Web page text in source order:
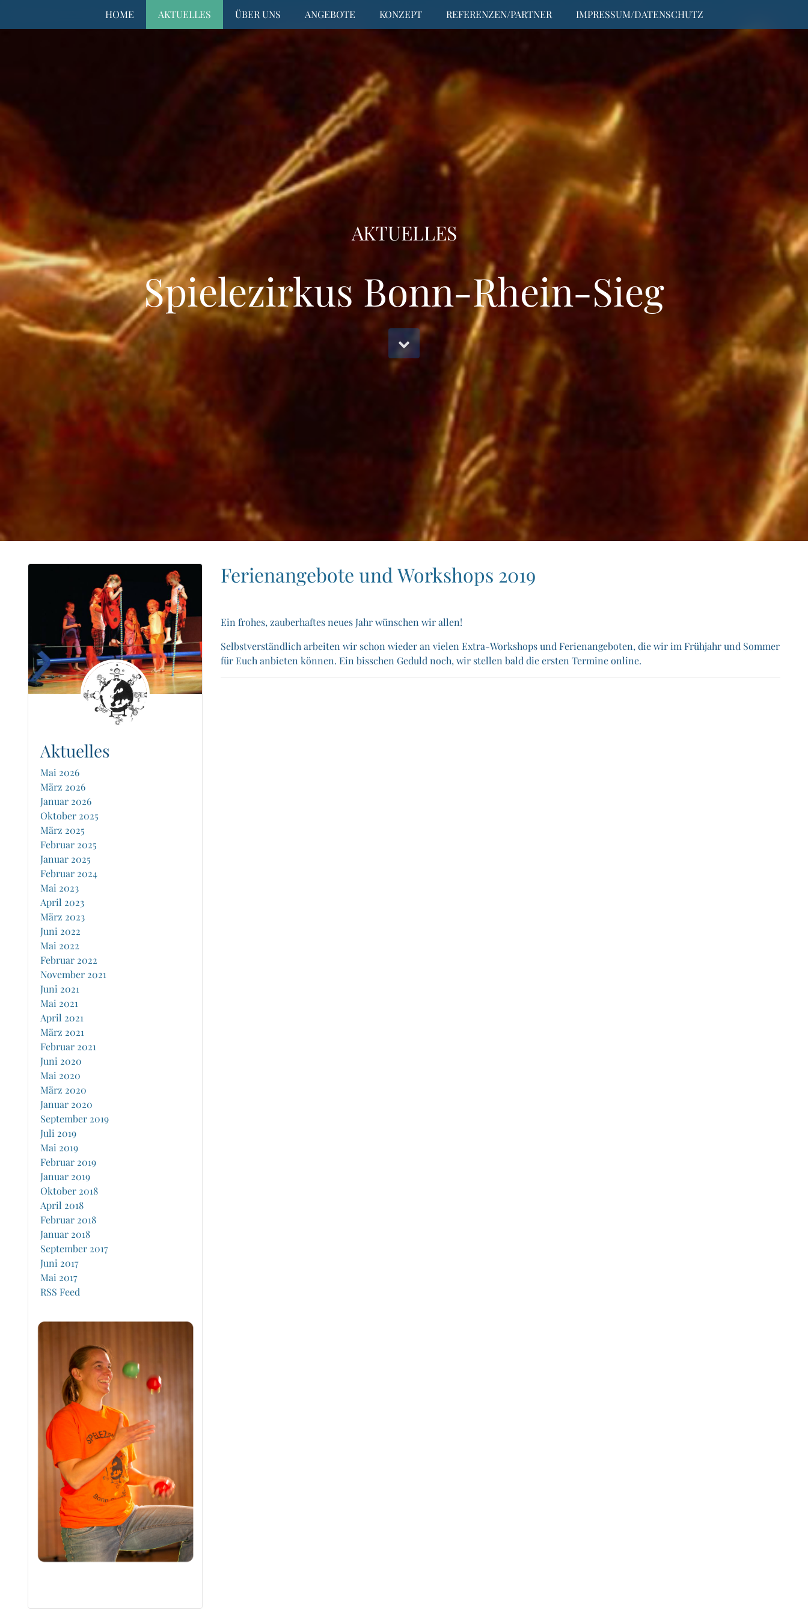
HOME AKTUELLES ÜBER UNS ANGEBOTE KONZEPT REFERENZEN/PARTNER IMPRESSUM/DATENSCHUTZ
AKTUELLES
Spielezirkus Bonn-Rhein-Sieg
Aktuelles
Mai 2026
März 2026
Januar 2026
Oktober 2025
März 2025
Februar 2025
Januar 2025
Februar 2024
Mai 2023
April 2023
März 2023
Juni 2022
Mai 2022
Februar 2022
November 2021
Juni 2021
Mai 2021
April 2021
März 2021
Februar 2021
Juni 2020
Mai 2020
März 2020
Januar 2020
September 2019
Juli 2019
Mai 2019
Februar 2019
Januar 2019
Oktober 2018
April 2018
Februar 2018
Januar 2018
September 2017
Juni 2017
Mai 2017
RSS Feed
Ferienangebote und Workshops 2019
Ein frohes, zauberhaftes neues Jahr wünschen wir allen!
Selbstverständlich arbeiten wir schon wieder an vielen Extra-Workshops und Ferienangeboten, die wir im Frühjahr und Sommer
für Euch anbieten können. Ein bisschen Geduld noch, wir stellen bald die ersten Termine online.